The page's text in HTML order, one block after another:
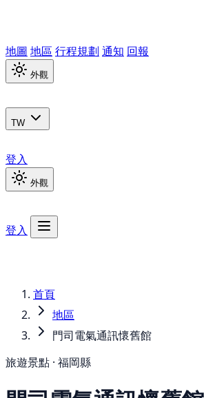
地圖 地區 行程規劃 通知 回報
外觀
TW
登入
外觀
登入
首頁
地區
門司電氣通訊懷舊館
旅遊景點 · 福岡縣